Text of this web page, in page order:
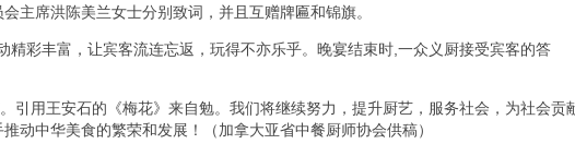
主席洪陈美兰女士分别致词，并且互赠牌匾和锦旗。
精彩丰富，让宾客流连忘返，玩得不亦乐乎。晚宴结束时,一众义厨接受宾客的答
引用王安石的《梅花》来自勉。我们将继续努力，提升厨艺，服务社会，为社会贡
动中华美食的繁荣和发展！（加拿大亚省中餐厨师协会供稿）